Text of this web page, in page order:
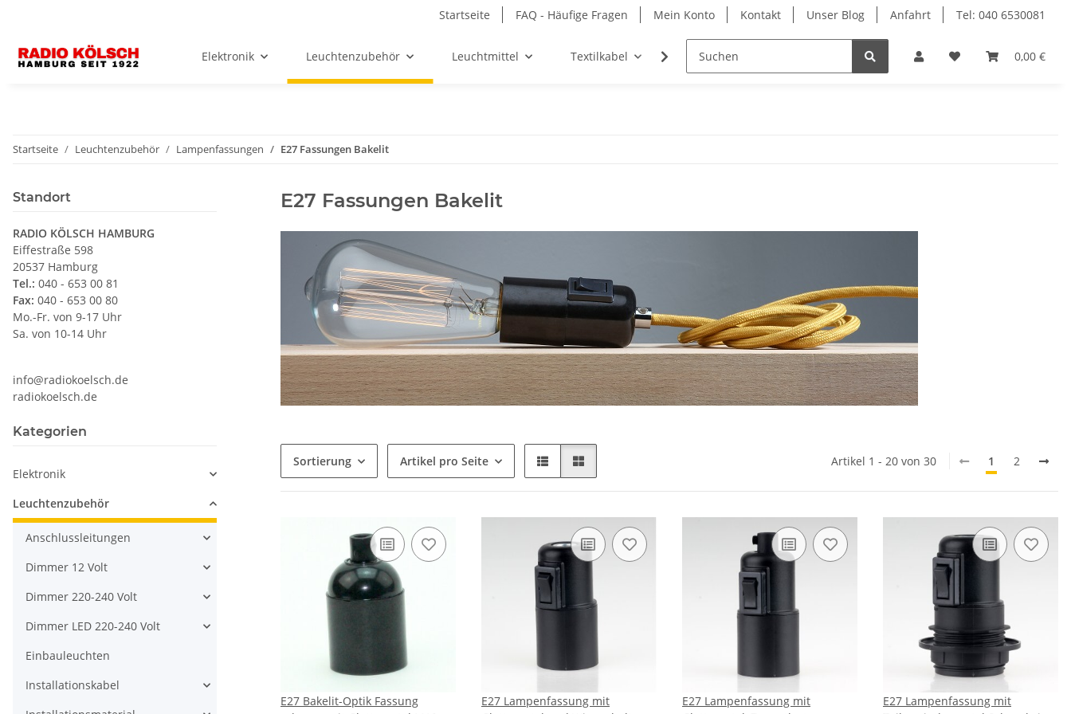
Startseite FAQ - Häufige Fragen Mein Konto Kontakt Unser Blog Anfahrt Tel: 040 6530081
0,00 €
Elektronik Leuchtenzubehör Leuchtmittel Textilkabel Möbel-Ersatzteile Retouren-Shop
Startseite Leuchtenzubehör Lampenfassungen E27 Fassungen Bakelit
E27 Fassungen Bakelit
Sortierung Artikel pro Seite Artikel 1 - 20 von 30 1 2
E27 Bakelit-Optik Fassung
E27 Lampenfassung mit
E27 Lampenfassung mit
E27 Lampenfassung mit
Standort
RADIO KÖLSCH HAMBURG
Eiffestraße 598
20537 Hamburg
Tel.: 040 - 653 00 81
Fax: 040 - 653 00 80
Mo.-Fr. von 9-17 Uhr
Sa. von 10-14 Uhr
info@radiokoelsch.de
radiokoelsch.de
Kategorien
Elektronik
Leuchtenzubehör
Anschlussleitungen
Dimmer 12 Volt
Dimmer 220-240 Volt
Dimmer LED 220-240 Volt
Einbauleuchten
Installationskabel